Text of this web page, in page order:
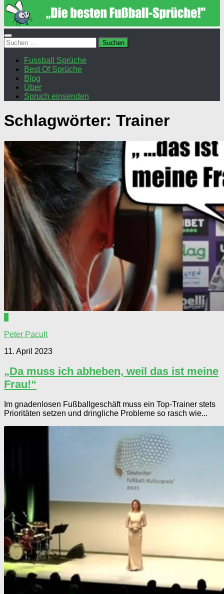
Suchen
nach:
Fussball Sprüche
Best Of Sprüche
Blog
Über
Spruch einsenden
Schlagwörter: Trainer
Peter Pacult
11. April 2023
„Da muss ich abheben, weil das ist meine
Frau!“
Im gnadenlosen Fußballgeschäft muss ein Top-Trainer stets
Prioritäten setzen und dringliche Probleme so rasch wie...